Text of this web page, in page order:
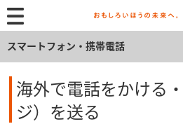
スマートフォン・携帯電話
海外で電話をかける
ジ）を送る